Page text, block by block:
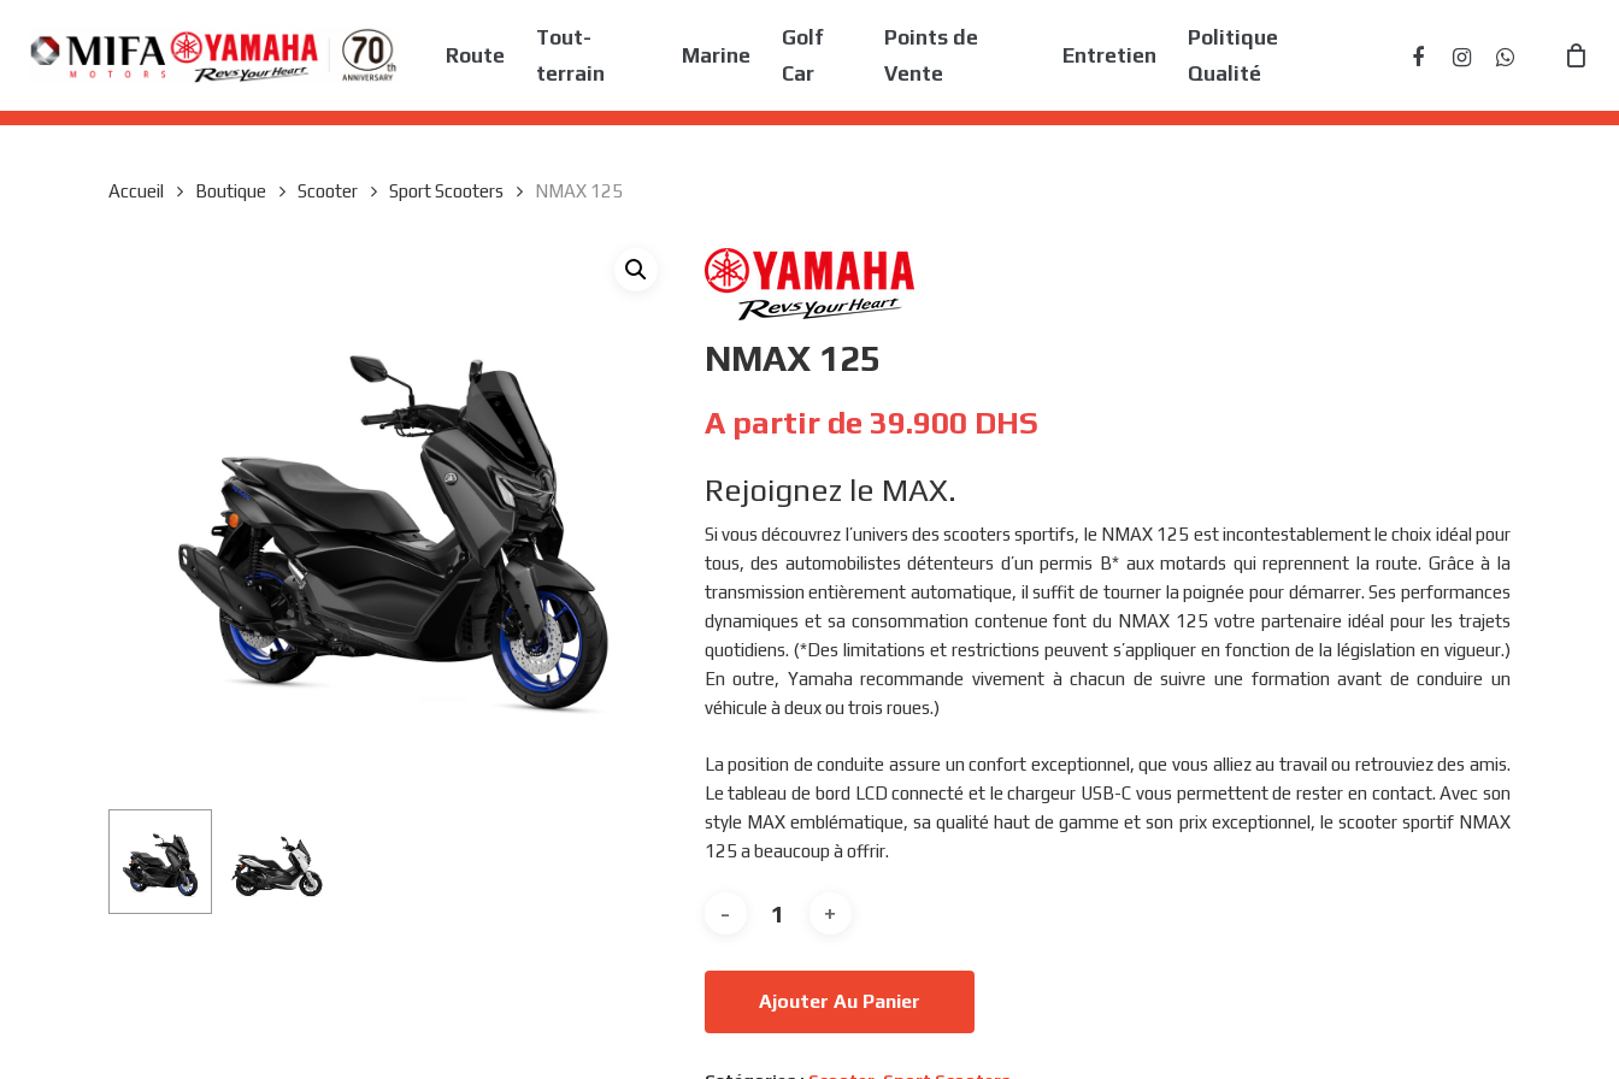
Route
Tout-
terrain
Marine
Golf
Car
Points de
Vente
Entretien
Politique
Qualité
facebookinstagramwhatsapp
Accueil Boutique Scooter Sport Scooters NMAX 125
NMAX 125
A partir de 39.900 DHS
Rejoignez le MAX.
Si vous découvrez l’univers des scooters sportifs, le NMAX 125 est incontestablement le choix idéal pour
tous, des automobilistes détenteurs d’un permis B* aux motards qui reprennent la route. Grâce à la
transmission entièrement automatique, il suffit de tourner la poignée pour démarrer. Ses performances
dynamiques et sa consommation contenue font du NMAX 125 votre partenaire idéal pour les trajets
quotidiens. (*Des limitations et restrictions peuvent s’appliquer en fonction de la législation en vigueur.)
En outre, Yamaha recommande vivement à chacun de suivre une formation avant de conduire un
véhicule à deux ou trois roues.)
La position de conduite assure un confort exceptionnel, que vous alliez au travail ou retrouviez des amis.
Le tableau de bord LCD connecté et le chargeur USB-C vous permettent de rester en contact. Avec son
style MAX emblématique, sa qualité haut de gamme et son prix exceptionnel, le scooter sportif NMAX
125 a beaucoup à offrir.
Ajouter Au Panier